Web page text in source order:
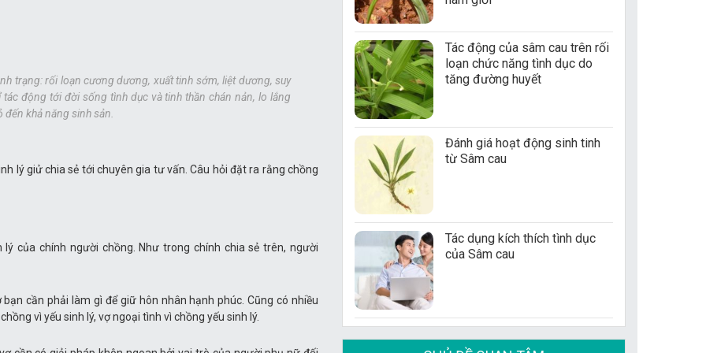
trạng: rối loạn cương dương, xuất tinh sớm, liệt dương, suy
động tới đời sống tình dục và tinh thần chán nản, lo lắng
khả năng sinh sản.
lý giử chia sẻ tới chuyên gia tư vấn. Câu hỏi đặt ra rằng chồng
của chính người chồng. Như trong chính chia sẻ trên, người
cần phải làm gì để giữ hôn nhân hạnh phúc. Cũng có nhiều
vì yếu sinh lý, vợ ngoại tình vì chồng yếu sinh lý.
Tác động của sâm cau trên rối
loạn chức năng tình dục do
tăng đường huyết
Đánh giá hoạt động sinh tinh
từ Sâm cau
Tác dụng kích thích tình dục
của Sâm cau